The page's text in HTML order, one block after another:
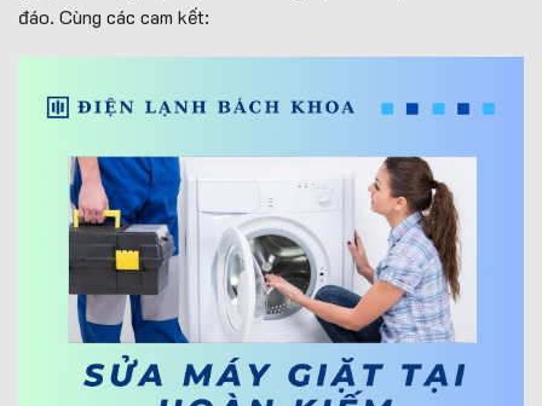
đáo. Cùng các cam kết: